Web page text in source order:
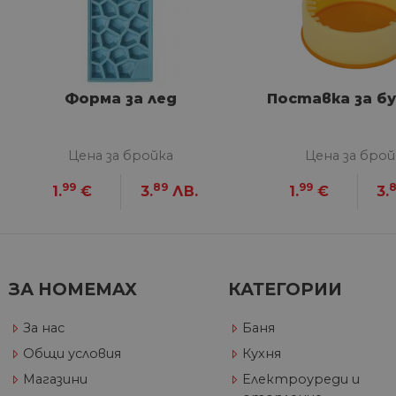
Форма за лед
Цена за бройка
1.99 € 3.89 ЛВ.
Поставка за
Цена за
1.99 € 3.
ЗА HOMEMAX
За нас
Общи условия
Магазини
КАТЕГОРИИ
Баня
Кухня
Електроуреди и
Строго
Строго необходимите
акаунта. Уебсайтът не
Име
G_ENABLED_IDPS